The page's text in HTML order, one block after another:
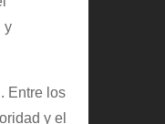
y
Entre los
y el